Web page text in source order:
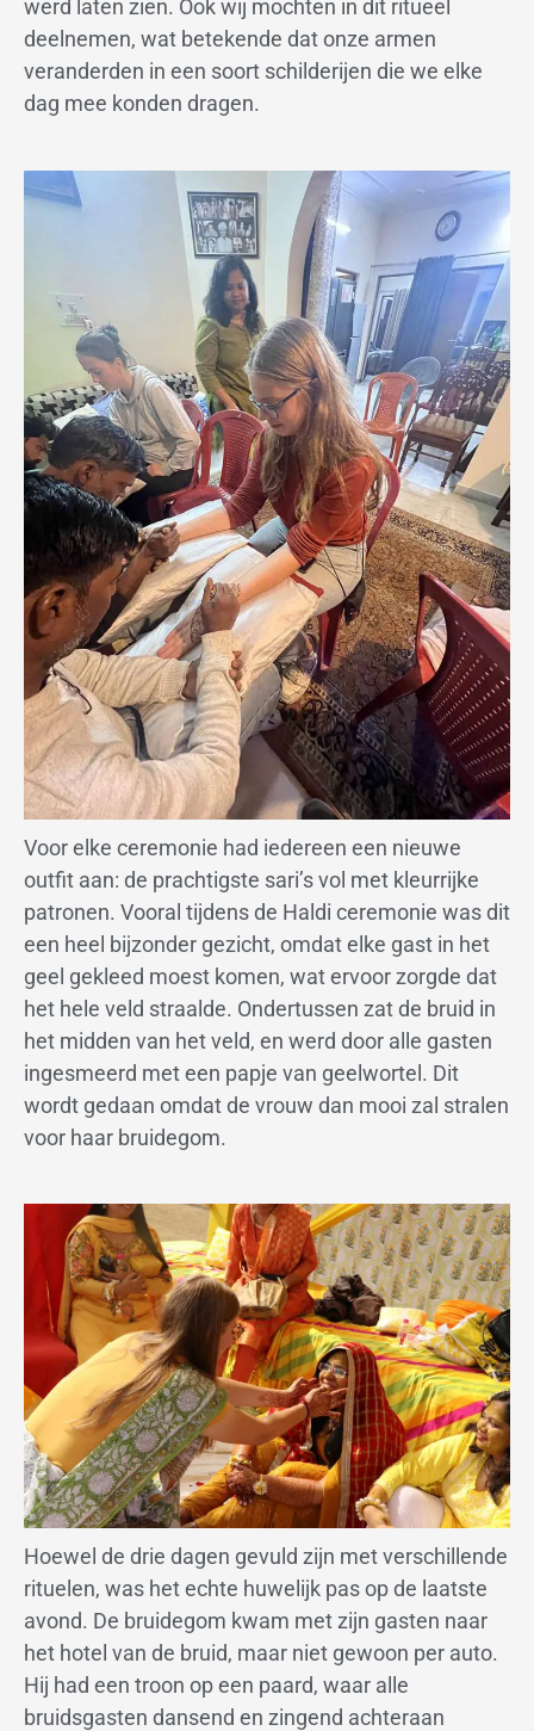
werd laten zien. Ook wij mochten in dit ritueel
deelnemen, wat betekende dat onze armen
veranderden in een soort schilderijen die we elke
dag mee konden dragen.
Voor elke ceremonie had iedereen een nieuwe
outfit aan: de prachtigste sari’s vol met kleurrijke
patronen. Vooral tijdens de Haldi ceremonie was dit
een heel bijzonder gezicht, omdat elke gast in het
geel gekleed moest komen, wat ervoor zorgde dat
het hele veld straalde. Ondertussen zat de bruid in
het midden van het veld, en werd door alle gasten
ingesmeerd met een papje van geelwortel. Dit
wordt gedaan omdat de vrouw dan mooi zal stralen
voor haar bruidegom.
Hoewel de drie dagen gevuld zijn met verschillende
rituelen, was het echte huwelijk pas op de laatste
avond. De bruidegom kwam met zijn gasten naar
het hotel van de bruid, maar niet gewoon per auto.
Hij had een troon op een paard, waar alle
bruidsgasten dansend en zingend achteraan